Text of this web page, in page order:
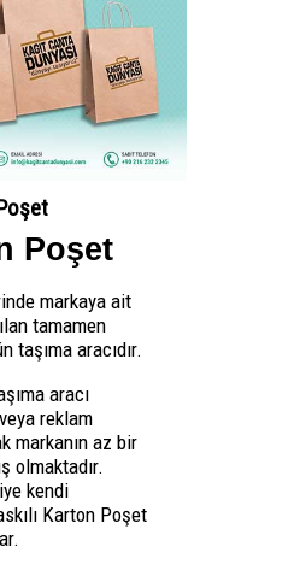
Poşet
markaya ait
tamamen
taşıma aracıdır.
aracı
reklam
markanın az bir
olmaktadır.
kendi
Karton Poşet